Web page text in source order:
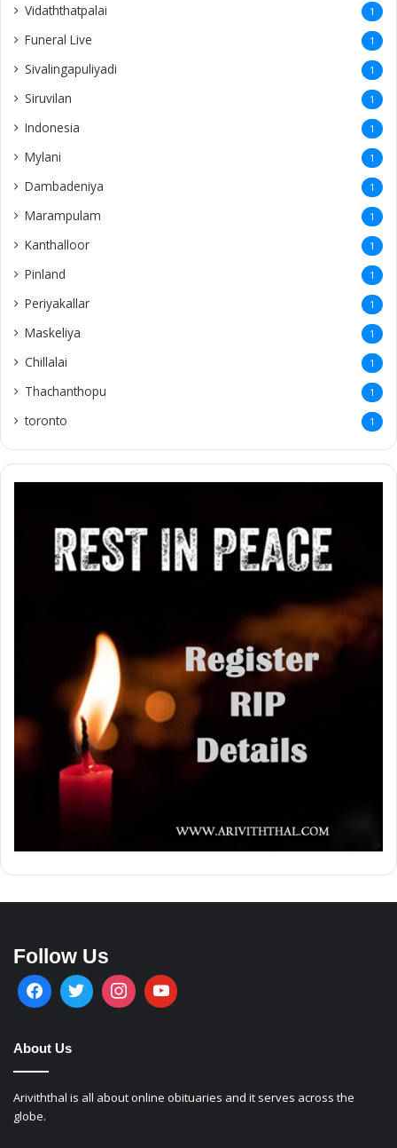
Vidaththatpalai 1
Funeral Live 1
Sivalingapuliyadi 1
Siruvilan 1
Indonesia 1
Mylani 1
Dambadeniya 1
Marampulam 1
Kanthalloor 1
Pinland 1
Periyakallar 1
Maskeliya 1
Chillalai 1
Thachanthopu 1
toronto 1
Follow Us
About Us
Ariviththal is all about online obituaries and it serves across the
globe.